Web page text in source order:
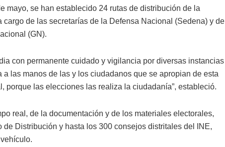
mayo, se han establecido 24 rutas de distribución de la
de las secretarías de la Defensa Nacional (Sedena) y de
(GN).
con permanente cuidado y vigilancia por diversas instancias
las manos de las y los ciudadanos que se apropian de esta
porque las elecciones las realiza la ciudadanía”, estableció.
real, de la documentación y de los materiales electorales,
Distribución y hasta los 300 consejos distritales del INE,